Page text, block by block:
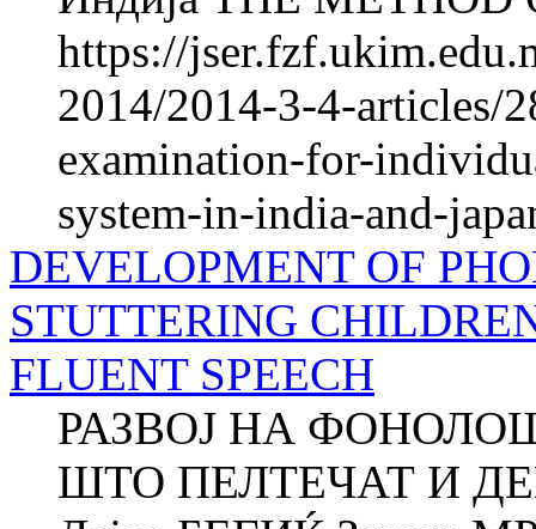
https://
2014/2014-3-4-articles/
examination-for-
system-in-india-and-
DEVELOPMENT OF
STUTTERING
FLUENT SPEECH
РАЗВОЈ НА
ШТО ПЕЛТЕЧАТ И